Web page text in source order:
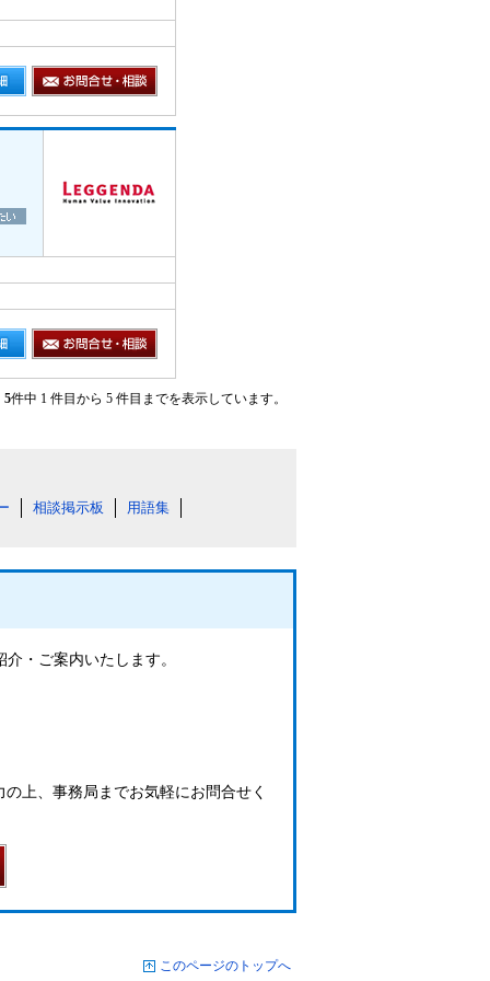
5件中 1 件目から 5 件目までを表示しています。
相談掲示板 用語集
・ご案内いたします。
上、事務局までお気軽にお問合せく
このページのトップへ